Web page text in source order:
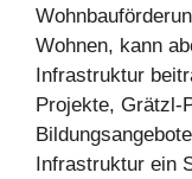
Wohnen, kann
Infrastruktur
Projekte, Grätzl-
Infrastruktur ein